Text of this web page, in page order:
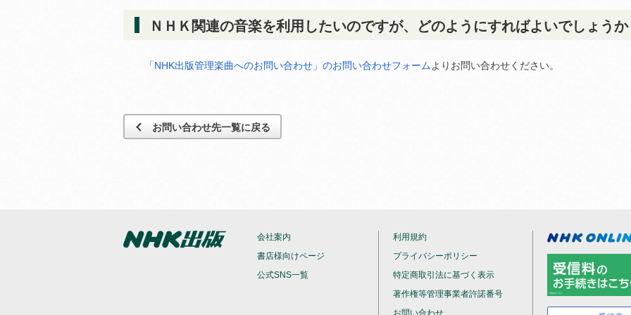
ＮＨＫ関連の音楽を利用したいのですが、どのようにすればよいでしょうか
「NHK出版管理楽曲へのお問い合わせ」のお問い合わせフォームよりお問い合わせください。
お問い合わせ先一覧に戻る
会社案内
書店様向けページ
公式SNS一覧
利用規約
プライバシーポリシー
特定商取引法に基づく表示
著作権等管理事業者許諾番号
お問い合わせ